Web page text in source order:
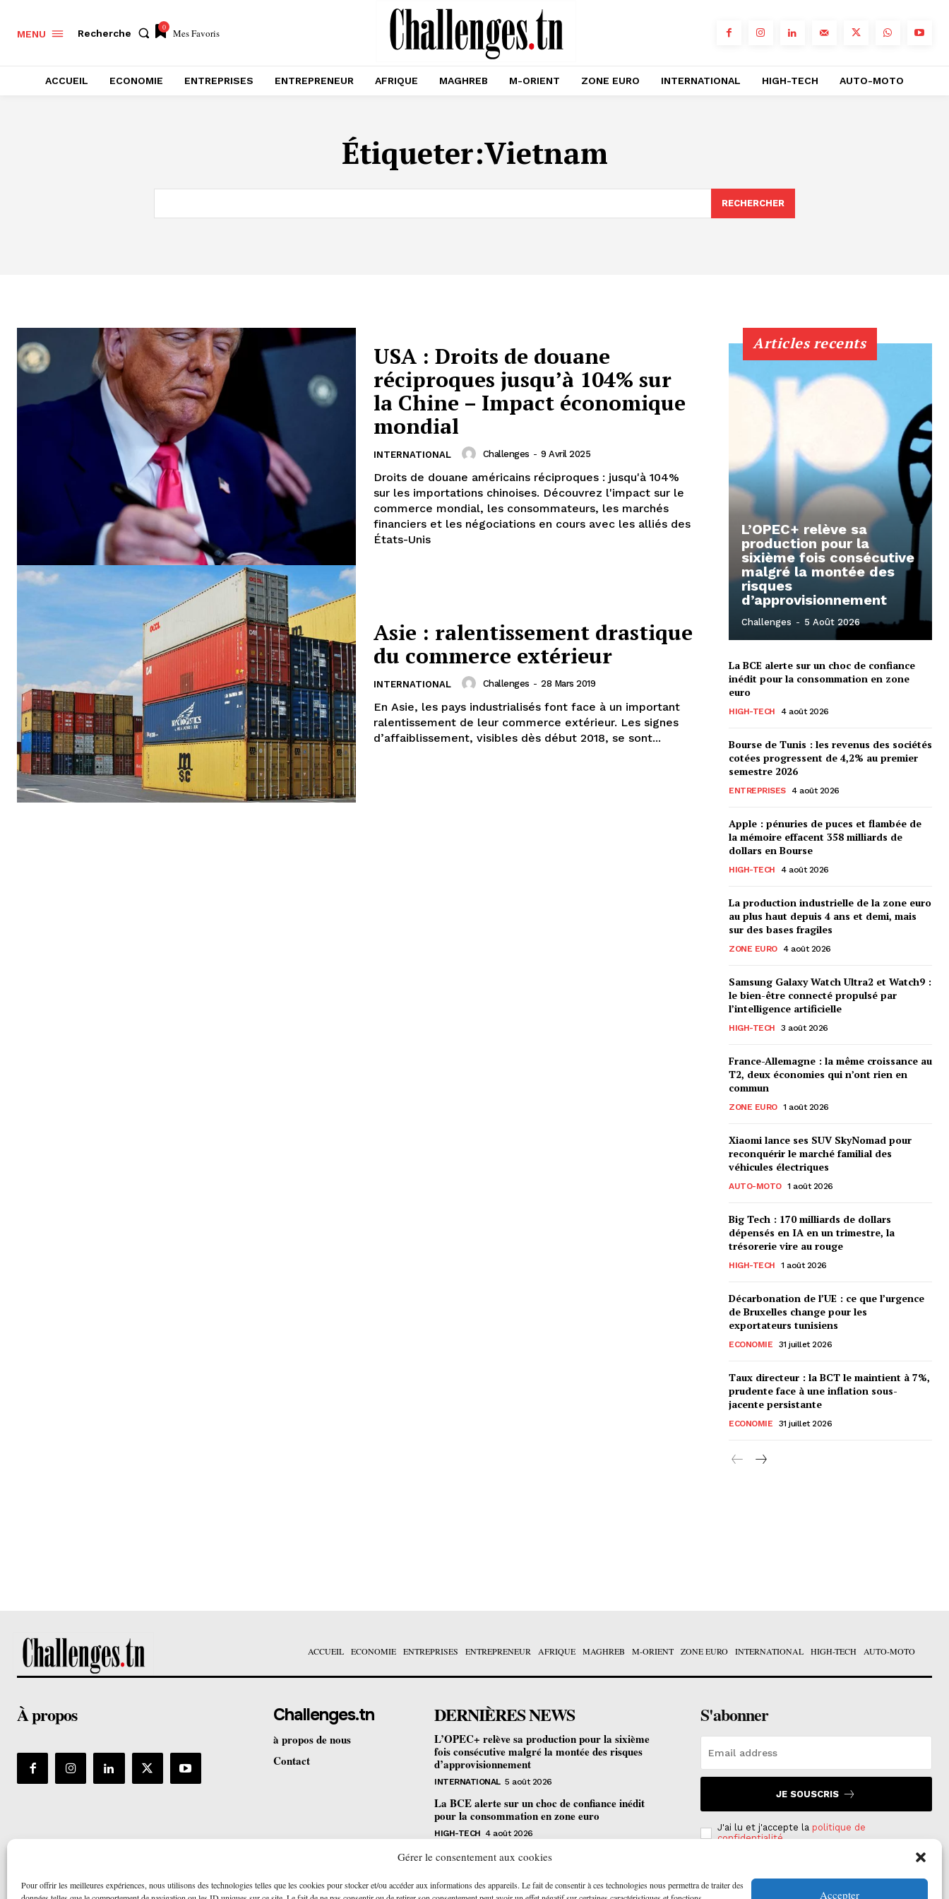
Gérer le consentement aux cookies
Pour offrir les meilleures expériences, nous utilisons des technologies telles que les cookies pour stocker et/ou accéder aux informations des appareils. Le fait de consentir à ces technologies nous permettra de traiter des
Accepter
MENU Recherche
0 Mes Favoris
ACCUEIL ECONOMIE ENTREPRISES ENTREPRENEUR AFRIQUE MAGHREB M-ORIENT ZONE EURO INTERNATIONAL HIGH-TECH AUTO-MOTO
Étiqueter:Vietnam
RECHERCHER
USA : Droits de douane
réciproques jusqu’à 104% sur
la Chine – Impact économique
mondial
INTERNATIONAL Challenges - 9 Avril 2025
Droits de douane américains réciproques : jusqu'à 104%
sur les importations chinoises. Découvrez l'impact sur le
commerce mondial, les consommateurs, les marchés
financiers et les négociations en cours avec les alliés des
États-Unis
Asie : ralentissement drastique
du commerce extérieur
INTERNATIONAL Challenges - 28 Mars 2019
En Asie, les pays industrialisés font face à un important
ralentissement de leur commerce extérieur. Les signes
d’affaiblissement, visibles dès début 2018, se sont...
Articles recents
L’OPEC+ relève sa
production pour la
sixième fois consécutive
malgré la montée des
risques
d’approvisionnement
Challenges - 5 Août 2026
La BCE alerte sur un choc de confiance
inédit pour la consommation en zone
euro
HIGH-TECH 4 août 2026
Bourse de Tunis : les revenus des sociétés
cotées progressent de 4,2% au premier
semestre 2026
ENTREPRISES 4 août 2026
Apple : pénuries de puces et flambée de
la mémoire effacent 358 milliards de
dollars en Bourse
HIGH-TECH 4 août 2026
La production industrielle de la zone euro
au plus haut depuis 4 ans et demi, mais
sur des bases fragiles
ZONE EURO 4 août 2026
Samsung Galaxy Watch Ultra2 et Watch9 :
le bien-être connecté propulsé par
l’intelligence artificielle
HIGH-TECH 3 août 2026
France-Allemagne : la même croissance au
T2, deux économies qui n’ont rien en
commun
ZONE EURO 1 août 2026
Xiaomi lance ses SUV SkyNomad pour
reconquérir le marché familial des
véhicules électriques
AUTO-MOTO 1 août 2026
Big Tech : 170 milliards de dollars
dépensés en IA en un trimestre, la
trésorerie vire au rouge
HIGH-TECH 1 août 2026
Décarbonation de l’UE : ce que l’urgence
de Bruxelles change pour les
exportateurs tunisiens
ECONOMIE 31 juillet 2026
Taux directeur : la BCT le maintient à 7%,
prudente face à une inflation sous-
jacente persistante
ECONOMIE 31 juillet 2026
ACCUEIL ECONOMIE ENTREPRISES ENTREPRENEUR AFRIQUE MAGHREB M-ORIENT ZONE EURO INTERNATIONAL HIGH-TECH AUTO-MOTO
À propos Challenges.tn
à propos de nous
Contact
DERNIÈRES NEWS
L’OPEC+ relève sa production pour la sixième
fois consécutive malgré la montée des risques
d’approvisionnement
INTERNATIONAL 5 août 2026
La BCE alerte sur un choc de confiance inédit
pour la consommation en zone euro
HIGH-TECH 4 août 2026
Bourse de Tunis : les revenus des sociétés cotées
ENTREPRISES 4 août 2026
S'abonner
JE SOUSCRIS
J'ai lu et j'accepte la politique de
confidentialité.